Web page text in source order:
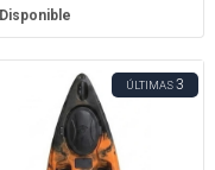
Disponible
ÚLTIMAS3